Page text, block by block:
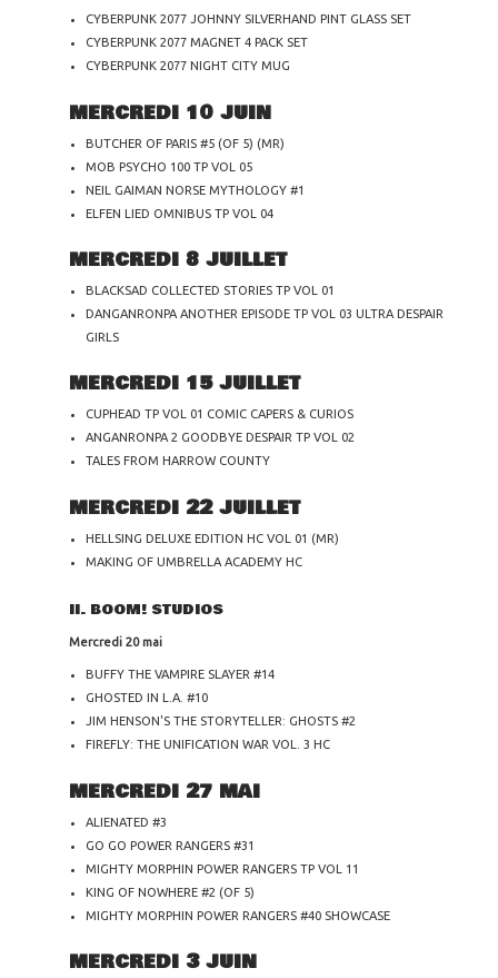
CYBERPUNK 2077 JOHNNY SILVERHAND PINT GLASS SET
CYBERPUNK 2077 MAGNET 4 PACK SET
CYBERPUNK 2077 NIGHT CITY MUG
MERCREDI 10 JUIN
BUTCHER OF PARIS #5 (OF 5) (MR)
MOB PSYCHO 100 TP VOL 05
NEIL GAIMAN NORSE MYTHOLOGY #1
ELFEN LIED OMNIBUS TP VOL 04
MERCREDI 8 JUILLET
BLACKSAD COLLECTED STORIES TP VOL 01
DANGANRONPA ANOTHER EPISODE TP VOL 03 ULTRA DESPAIR
GIRLS
MERCREDI 15 JUILLET
CUPHEAD TP VOL 01 COMIC CAPERS & CURIOS
ANGANRONPA 2 GOODBYE DESPAIR TP VOL 02
TALES FROM HARROW COUNTY
MERCREDI 22 JUILLET
HELLSING DELUXE EDITION HC VOL 01 (MR)
MAKING OF UMBRELLA ACADEMY HC
II. BOOM! STUDIOS
Mercredi 20 mai
BUFFY THE VAMPIRE SLAYER #14
GHOSTED IN L.A. #10
JIM HENSON'S THE STORYTELLER: GHOSTS #2
FIREFLY: THE UNIFICATION WAR VOL. 3 HC
MERCREDI 27 MAI
ALIENATED #3
GO GO POWER RANGERS #31
MIGHTY MORPHIN POWER RANGERS TP VOL 11
KING OF NOWHERE #2 (OF 5)
MIGHTY MORPHIN POWER RANGERS #40 SHOWCASE
MERCREDI 3 JUIN